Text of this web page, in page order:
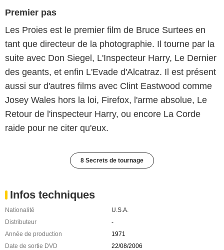
Premier pas
Les Proies est le premier film de Bruce Surtees en
tant que directeur de la photographie. Il tourne par la
suite avec Don Siegel, L'Inspecteur Harry, Le Dernier
des geants, et enfin L'Evade d'Alcatraz. Il est présent
aussi sur d'autres films avec Clint Eastwood comme
Josey Wales hors la loi, Firefox, l'arme absolue, Le
Retour de l'inspecteur Harry, ou encore La Corde
raide pour ne citer qu'eux.
8 Secrets de tournage
Infos techniques
Nationalité
U.S.A.
Distributeur
-
Année de production
1971
Date de sortie DVD
22/08/2006